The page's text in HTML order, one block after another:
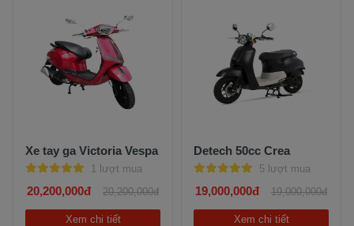
Xe tay ga Victoria Vespa
1 lượt mua
20,200,000đ 20,200,000đ
Xem chi tiết
Detech 50cc Crea
5 lượt mua
19,000,000đ 19,000,000đ
Xem chi tiết